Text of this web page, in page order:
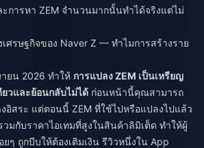
การหา ZEM จำนวนมากนั้นทำได้จริงแต่ไม่
ศรษฐกิจของ Naver Z — ทำไมการสร้างราย
ายน 2026 ทำให้ การแปลง ZEM เป็นเหรียญ
วและย้อนกลับไม่ได้ ก่อนหน้านี้คุณสามารถ
งอิสระ แต่ตอนนี้ ZEM ที่ใช้ไปหรือแปลงไปแล้ว
วมกับราคาไอเทมที่สูงในสินค้าลิมิเต็ด ทำให้ผู้
ๆ ถูกบีบให้ต้องเติมเงิน รีวิวหนึ่งใน App